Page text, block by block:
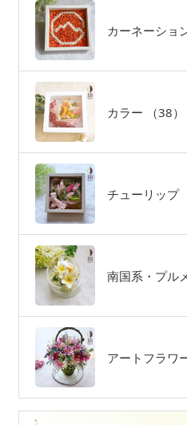
カーネーショ
カラー （38）
チューリップ
南国系・プル
アートフラワ